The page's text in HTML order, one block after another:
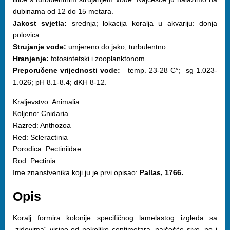
dubinama od 12 do 15 metara.
Jakost svjetla: srednja; lokacija koralja u akvariju: donja
polovica.
Strujanje vode: umjereno do jako, turbulentno.
Hranjenje: fotosintetski i zooplanktonom.
Preporučene vrijednosti vode:
temp. 23-28 C°; sg 1.023-
1.026; pH 8.1-8.4; dKH 8-12.
Kraljevstvo: Animalia
Koljeno: Cnidaria
Razred: Anthozoa
Red: Scleractinia
Porodica: Pectiniidae
Rod: Pectinia
Ime znanstvenika koji ju je prvi opisao: Pallas, 1766.
Opis
Koralj formira kolonije specifičnog lamelastog izgleda sa